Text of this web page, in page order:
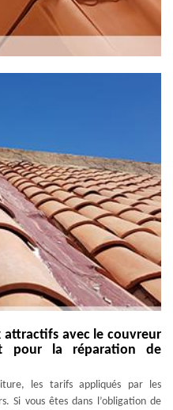
attractifs avec le couvreur
pour la réparation de
les tarifs appliqués par les
Si vous êtes dans l’obligation de